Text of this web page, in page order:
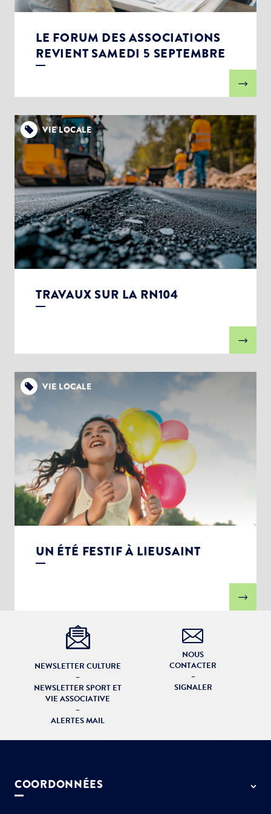
LE FORUM DES ASSOCIATIONS
REVIENT SAMEDI 5 SEPTEMBRE
VIE LOCALE
TRAVAUX SUR LA RN104
VIE LOCALE
UN ÉTÉ FESTIF À LIEUSAINT
NEWSLETTER CULTURE
–
NEWSLETTER SPORT ET
VIE ASSOCIATIVE
–
ALERTES MAIL
NOUS
CONTACTER
–
SIGNALER
COORDONNÉES